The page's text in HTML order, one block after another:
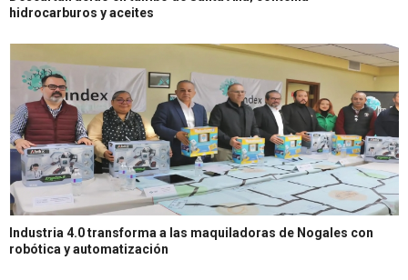
hidrocarburos y aceites
Industria 4.0 transforma a las maquiladoras de Nogales con
robótica y automatización